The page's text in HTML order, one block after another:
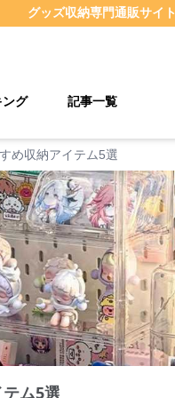
グッズ収納専門通販サイト
ング 記事一覧
め収納アイテム5選
ム5選